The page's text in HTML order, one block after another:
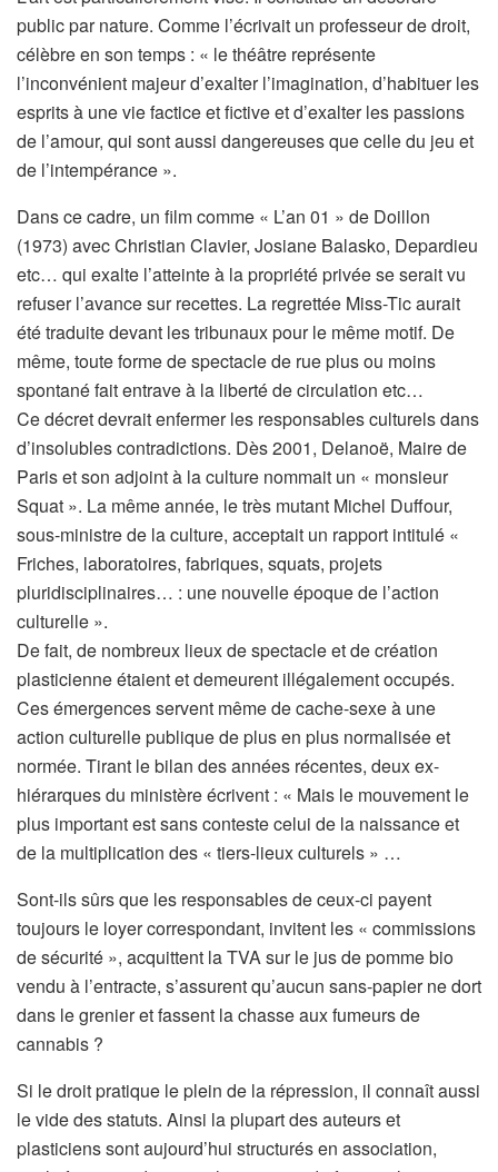
public par nature. Comme l’écrivait un professeur de droit,
célèbre en son temps : « le théâtre représente
l’inconvénient majeur d’exalter l’imagination, d’habituer les
esprits à une vie factice et fictive et d’exalter les passions
de l’amour, qui sont aussi dangereuses que celle du jeu et
de l’intempérance ».
Dans ce cadre, un film comme « L’an 01 » de Doillon
(1973) avec Christian Clavier, Josiane Balasko, Depardieu
etc… qui exalte l’atteinte à la propriété privée se serait vu
refuser l’avance sur recettes. La regrettée Miss-Tic aurait
été traduite devant les tribunaux pour le même motif. De
même, toute forme de spectacle de rue plus ou moins
spontané fait entrave à la liberté de circulation etc…
Ce décret devrait enfermer les responsables culturels dans
d’insolubles contradictions. Dès 2001, Delanoë, Maire de
Paris et son adjoint à la culture nommait un « monsieur
Squat ». La même année, le très mutant Michel Duffour,
sous-ministre de la culture, acceptait un rapport intitulé «
Friches, laboratoires, fabriques, squats, projets
pluridisciplinaires… : une nouvelle époque de l’action
culturelle ».
De fait, de nombreux lieux de spectacle et de création
plasticienne étaient et demeurent illégalement occupés.
Ces émergences servent même de cache-sexe à une
action culturelle publique de plus en plus normalisée et
normée. Tirant le bilan des années récentes, deux ex-
hiérarques du ministère écrivent : « Mais le mouvement le
plus important est sans conteste celui de la naissance et
de la multiplication des « tiers-lieux culturels » …
Sont-ils sûrs que les responsables de ceux-ci payent
toujours le loyer correspondant, invitent les « commissions
de sécurité », acquittent la TVA sur le jus de pomme bio
vendu à l’entracte, s’assurent qu’aucun sans-papier ne dort
dans le grenier et fassent la chasse aux fumeurs de
cannabis ?
Si le droit pratique le plein de la répression, il connaît aussi
le vide des statuts. Ainsi la plupart des auteurs et
plasticiens sont aujourd’hui structurés en association,